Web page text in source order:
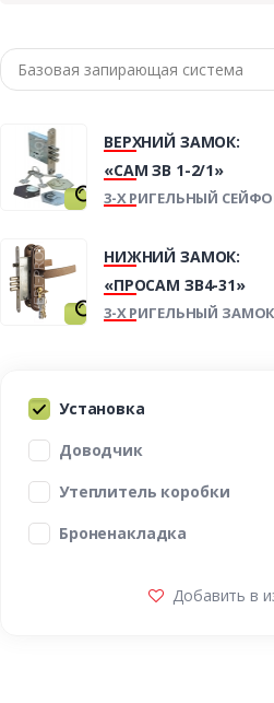
ВЕРХНИЙ ЗАМОК:
«САМ ЗВ 1-2/1»
3-Х РИГЕЛЬНЫЙ
НИЖНИЙ ЗАМОК:
«ПРОСАМ ЗВ4-31»
3-Х РИГЕЛЬНЫЙ
Установка
Доводчик
Утеплитель коробки
Броненакладка
Добавить в